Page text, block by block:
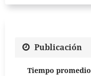
Publicación
Tiempo promedio